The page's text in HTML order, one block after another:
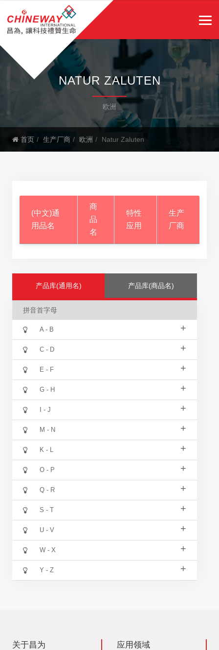
NATUR ZALUTEN
欧洲
首页 生产厂商 欧洲 Natur Zaluten
(中文)通
用品名
商
品
名
特性
应用
生产
厂商
产品库(通用名) 产品库(商品名)
拼音首字母
A - B +
C - D +
E - F +
G - H +
I - J +
M - N +
K - L +
O - P +
Q - R +
S - T +
U - V +
W - X +
Y - Z +
关于昌为 应用领域